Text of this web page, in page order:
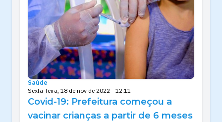
Saúde
Sexta-feira, 18 de nov de 2022 - 12:11
Covid-19: Prefeitura começou a
vacinar crianças a partir de 6 meses